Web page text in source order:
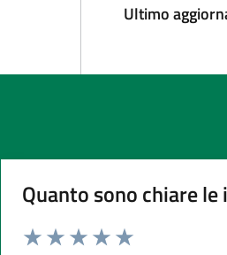
Ultimo
Quanto sono chiare
Valuta da 1 a 5 stelle la pagina